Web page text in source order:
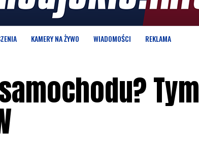
KAMERY NA ŻYWO WIADOMOŚCI REKLAMA
Tym